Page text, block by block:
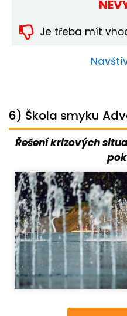
Je třeba mít
6) Škola smyku
Řešení krizových